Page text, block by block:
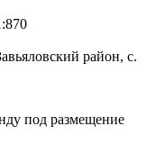
район, с.
под размещение